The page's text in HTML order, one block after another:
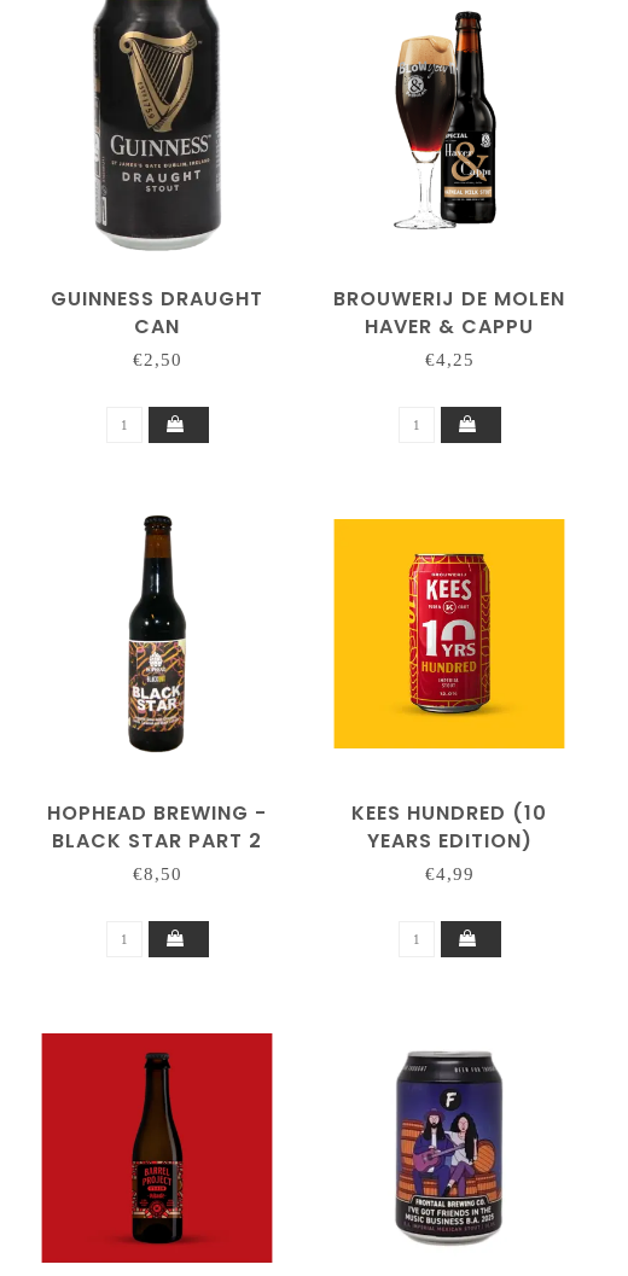
GUINNESS DRAUGHT
CAN
€2,50
BROUWERIJ DE MOLEN
HAVER & CAPPU
€4,25
HOPHEAD BREWING -
BLACK STAR PART 2
(COLLAB BLACKOUT
€8,50
KEES HUNDRED (10
YEARS EDITION)
€4,99